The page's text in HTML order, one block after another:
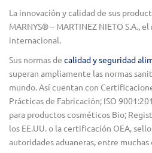
La innovación y calidad de sus
MARNYS® – MARTINEZ NIETO S.A.,
internacional.
Sus normas de calidad y seguridad
superan ampliamente las normas
mundo. Así cuentan con
Prácticas de Fabricación; ISO
para productos cosméticos Bio;
los EE.UU. o la certificación OEA,
autoridades aduaneras, entre muchas